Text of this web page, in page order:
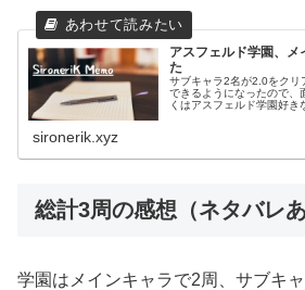
アスフェルド学園、
た
サブキャラ2名が2.0をクリ
できるようになったので、
くはアスフェルド学園好き
sironerik.xyz
総計3周の感想（ネタバレあ
学園はメインキャラで2周、サブキ